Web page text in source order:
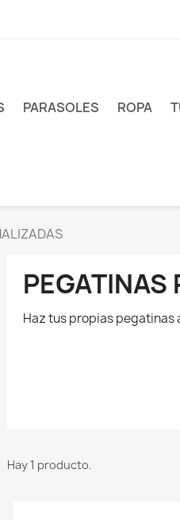
PARASOLES ROPA
PEGATINAS
Haz tus propias pegatinas
Hay 1 producto.